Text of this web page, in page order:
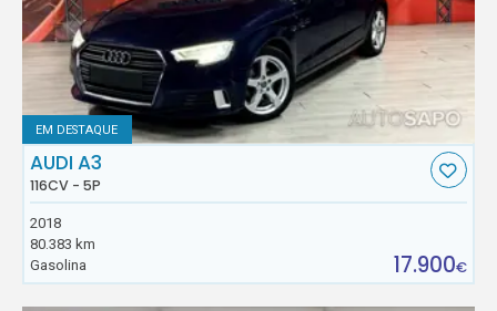
EM DESTAQUE
AUDI A3
116CV - 5P
2018
80.383 km
Gasolina
17.900€